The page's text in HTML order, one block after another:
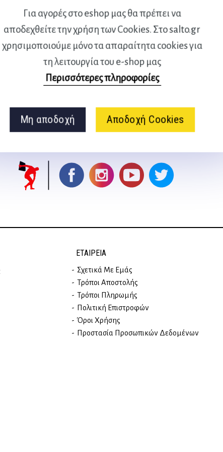
Για αγορές στο eshop μας θα πρέπει να
αποδεχθείτε την χρήση των Cookies. Στο salto.gr
χρησιμοποιούμε μόνο τα απαραίτητα cookies για
τη λειτουργία του e-shop μας
Περισσότερες πληροφορίες
Μη αποδοχή Αποδοχή Cookies
Alarm, Snooze,
9:59:59 σε 1/100
Κουτί κρεμαστό
Ακολουθήστε μας
ΕΤΑΙΡΕΊΑ
Σχετικά Με Εμάς
Τρόποι Αποστολής
Τρόποι Πληρωμής
Πολιτική Επιστροφών
Όροι Χρήσης
Προστασία Προσωπικών Δεδομένων